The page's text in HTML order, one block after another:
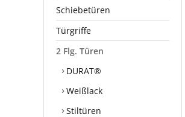
Schiebetüren
Türgriffe
2 Flg. Türen
DURAT®
Weißlack
Stiltüren